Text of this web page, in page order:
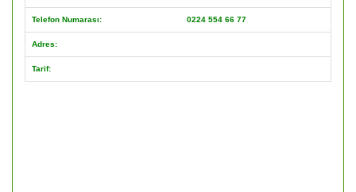
Telefon Numarası: 0224 554 66 77
Adres:
Tarif: